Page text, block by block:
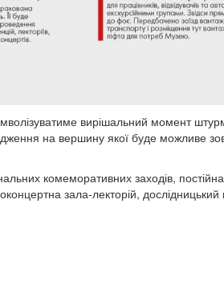
вирішальний момент
на вершину якої буде можливе
комеморативних заходів,
зала-лекторій, дослідницький